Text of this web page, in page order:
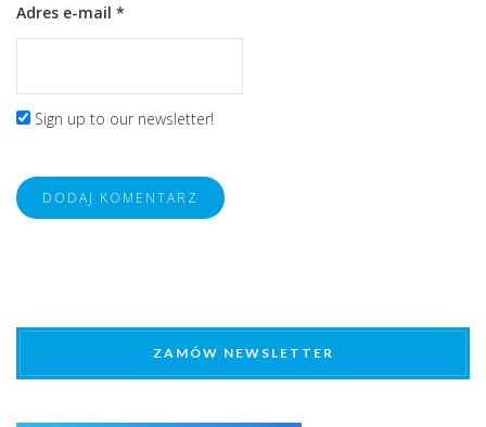
Adres e-mail *
Sign up to our newsletter!
ZAMÓW NEWSLETTER